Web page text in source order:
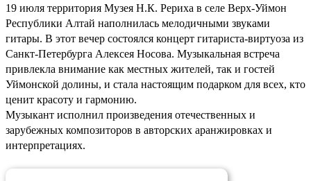
19 июля территория Музея Н.К. Рериха в селе Верх-Уймон
Республики Алтай наполнилась мелодичными звуками
гитары. В этот вечер состоялся концерт гитариста-виртуоза из
Санкт-Петербурга Алексея Носова. Музыкальная встреча
привлекла внимание как местных жителей, так и гостей
Уймонской долины, и стала настоящим подарком для всех, кто
ценит красоту и гармонию.
Музыкант исполнил произведения отечественных и
зарубежных композиторов в авторских аранжировках и
интерпретациях.